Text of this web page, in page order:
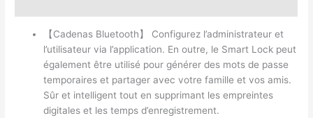
【Cadenas Bluetooth】 Configurez l’administrateur et
l’utilisateur via l’application. En outre, le Smart Lock peut
également être utilisé pour générer des mots de passe
temporaires et partager avec votre famille et vos amis.
Sûr et intelligent tout en supprimant les empreintes
digitales et les temps d’enregistrement.